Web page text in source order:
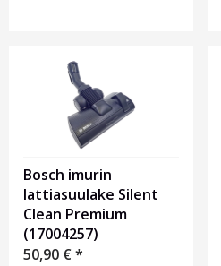
Bosch imurin
lattiasuulake Silent
Clean Premium
(17004257)
50,90 €*